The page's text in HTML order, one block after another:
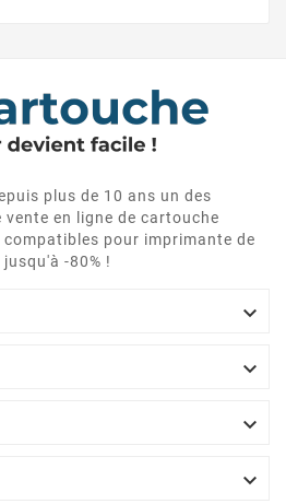
plus de 10 ans un des
vente en ligne de cartouche
pour imprimante de
-80% !



